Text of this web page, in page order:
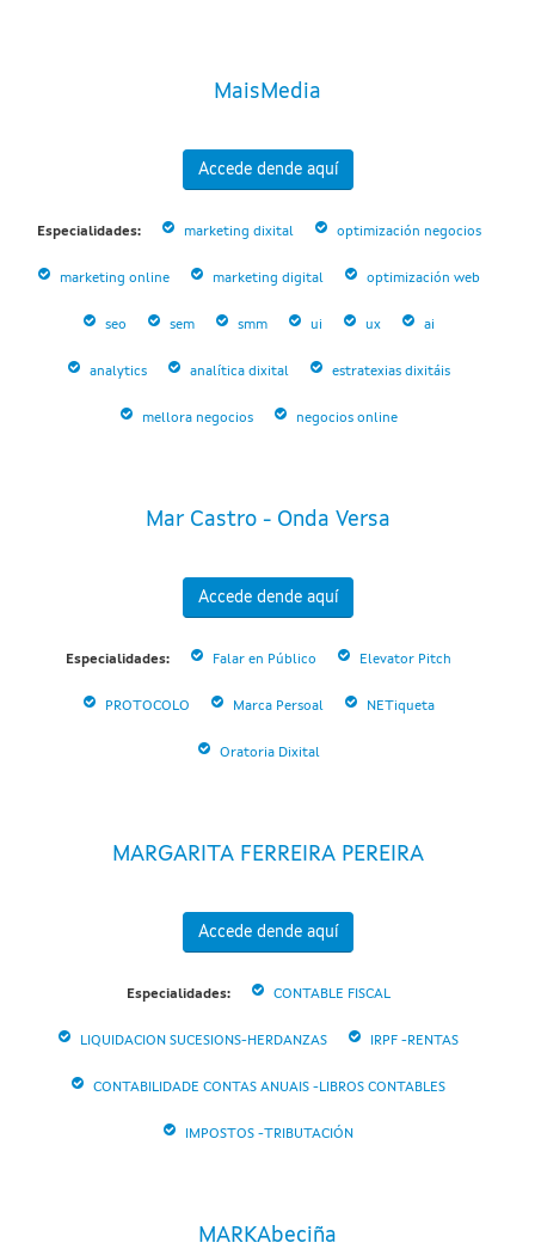
MaisMedia
Accede dende aquí
Especialidades: marketing dixital optimización negocios
marketing online marketing digital optimización web
seo sem smm ui ux ai
analytics analítica dixital estratexias dixitáis
mellora negocios negocios online
Mar Castro - Onda Versa
Accede dende aquí
Especialidades: Falar en Público Elevator Pitch
PROTOCOLO Marca Persoal NETiqueta
Oratoria Dixital
MARGARITA FERREIRA PEREIRA
Accede dende aquí
Especialidades: CONTABLE FISCAL
LIQUIDACION SUCESIONS-HERDANZAS IRPF -RENTAS
CONTABILIDADE CONTAS ANUAIS -LIBROS CONTABLES
IMPOSTOS -TRIBUTACIÓN
MARKAbeciña